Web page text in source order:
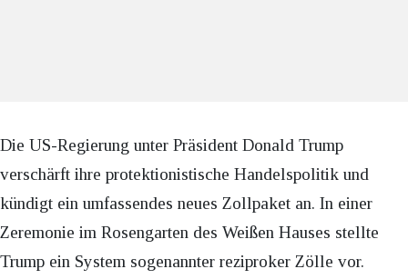
Die US-Regierung unter Präsident Donald Trump
verschärft ihre protektionistische Handelspolitik und
kündigt ein umfassendes neues Zollpaket an. In einer
Zeremonie im Rosengarten des Weißen Hauses stellte
Trump ein System sogenannter reziproker Zölle vor.